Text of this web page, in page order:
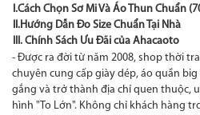
I.Cách Chọn Sơ Mi Và Áo Thun Chuẩn
II.Hướng Dẫn Đo Size Chuẩn Tại Nhà
III. Chính Sách Ưu Đãi của Ahacaoto
- Được ra đời từ năm 2008, shop thời
chuyên cung cấp giày dép, áo quần
gắng và trở thành địa chỉ quen thuộc,
hình "To Lớn". Không chỉ khách hàng